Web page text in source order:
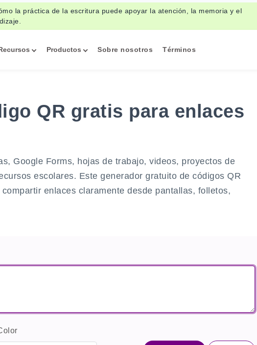
la práctica de la escritura puede apoyar la atención, la memoria y el
Productos Sobre nosotros Términos
QR gratis para enlaces
Google Forms, hojas de trabajo, videos, proyectos de
escolares. Este generador gratuito de códigos QR
enlaces claramente desde pantallas, folletos,